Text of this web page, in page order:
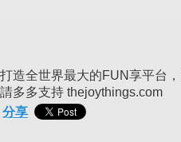
打造全世界最大的FUN享平台
請多多支持 thejoythings.com
分享